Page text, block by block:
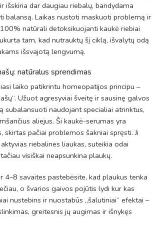
išskiria dar daugiau riebalų, bandydama
balansą. Laikas nustoti maskuoti problemą ir
natūrali detoksikuojanti kaukė riebiai
tam, kad nutrauktų šį ciklą, išvalytų odą
išsvajotą lengvumą.
natūralus sprendimas
laiko patikrintu homeopatijos principu –
Užuot agresyviai šveitę ir sausinę galvos
subalansuoti naudojant specialiai atrinktus,
aliejus. Ši kaukė-serumas yra
skirtas pačiai problemos šakniai spręsti. Ji
riebalines liaukas, suteikia odai
visiškai neapsunkina plaukų.
4–8 savaites pastebėsite, kad plaukus tenka
o švarios gaivos pojūtis lydi kur kas
nustebins ir nuostabūs „šalutiniai“ efektai –
greitesnis jų augimas ir išnykęs